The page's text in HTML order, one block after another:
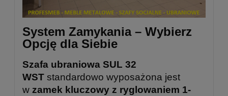
System Zamykania – Wybierz
Opcję dla Siebie
Szafa ubraniowa SUL 32
WST standardowo wyposażona jest
w zamek kluczowy z ryglowaniem 1-